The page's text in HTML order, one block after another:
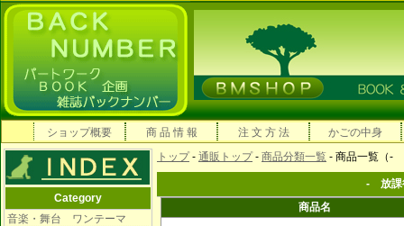
ショップ概要 商 品 情 報 注 文 方 法 かごの中身
Category
音楽・舞台 ワンテーマ
トップ- 通販トップ- 商品分類一覧 - 商品一覧（-
- 放課
商品名